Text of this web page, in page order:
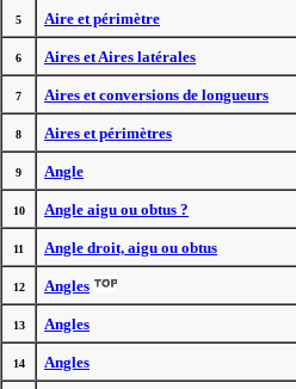
5 Aire et périmètre
6 Aires et Aires latérales
7 Aires et conversions de longueurs
8 Aires et périmètres
9 Angle
10 Angle aigu ou obtus ?
11 Angle droit, aigu ou obtus
12 Angles
13 Angles
14 Angles